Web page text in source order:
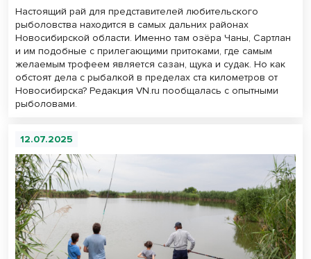
Настоящий рай для представителей любительского
рыболовства находится в самых дальних районах
Новосибирской области. Именно там озёра Чаны, Сартлан
и им подобные с прилегающими притоками, где самым
желаемым трофеем является сазан, щука и судак. Но как
обстоят дела с рыбалкой в пределах ста километров от
Новосибирска? Редакция VN.ru пообщалась с опытными
рыболовами.
12.07.2025